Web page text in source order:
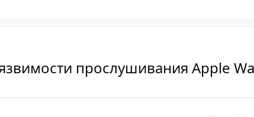
прослушивания Apple